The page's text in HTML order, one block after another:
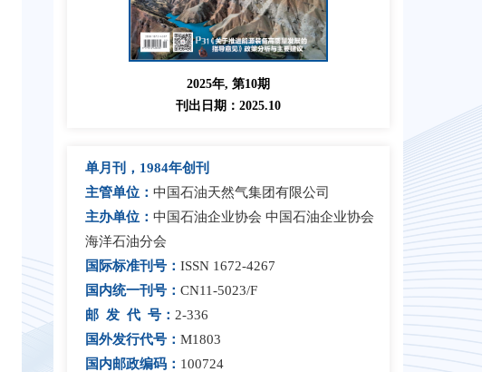
2025年, 第10期
刊出日期：2025.10
单月刊，1984年创刊
主管单位： 中国石油天然气集团有限公司
主办单位： 中国石油企业协会 中国石油企业协会
海洋石油分会
国际标准刊号： ISSN 1672-4267
国内统一刊号： CN11-5023/F
邮 发 代 号： 2-336
国外发行代号： M1803
国内邮政编码： 100724